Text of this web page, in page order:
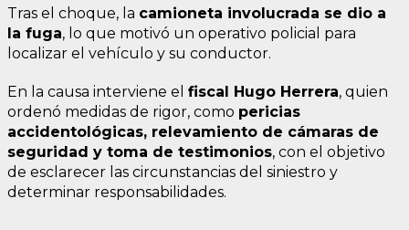
Tras el choque, la camioneta involucrada se dio a
la fuga, lo que motivó un operativo policial para
localizar el vehículo y su conductor.
En la causa interviene el fiscal Hugo Herrera, quien
ordenó medidas de rigor, como pericias
accidentológicas, relevamiento de cámaras de
seguridad y toma de testimonios, con el objetivo
de esclarecer las circunstancias del siniestro y
determinar responsabilidades.